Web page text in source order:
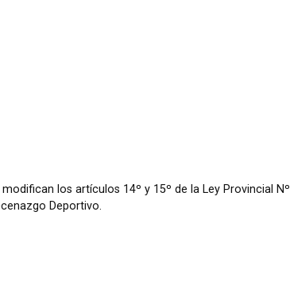
modifican los artículos 14º y 15º de la Ley Provincial Nº
Deportivo.